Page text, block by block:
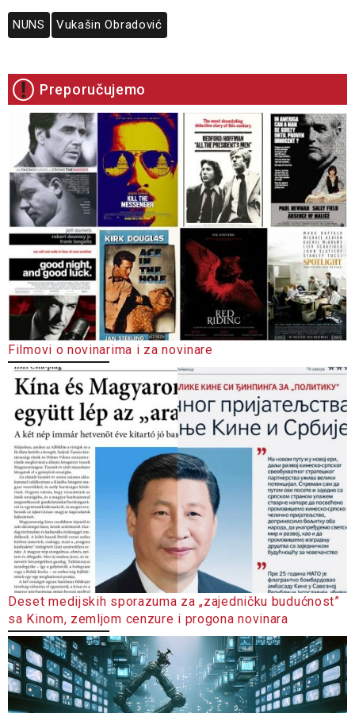
NUNS Vukašin Obradović
Preporučujemo
Filmovi o novinarima i za novinare
Deset medijskih sporazuma za „zajedničku budućnost”
sa Kinom, zemljom cenzure i progona novinara